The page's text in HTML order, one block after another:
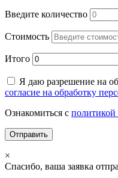
Введите количество
Стоимость
Итого
Я даю разрешение на
согласие на обработку
Ознакомиться с политикой
×
Спасибо, ваша заявка